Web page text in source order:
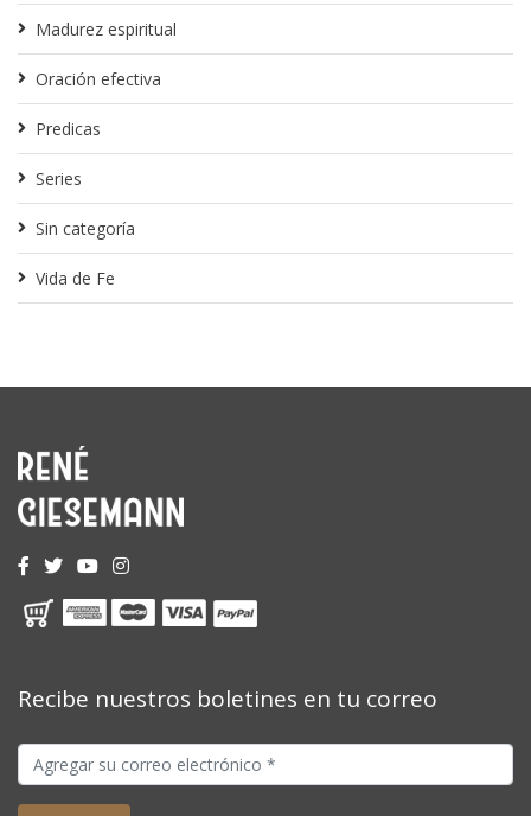
Madurez espiritual
Oración efectiva
Predicas
Series
Sin categoría
Vida de Fe
Recibe nuestros boletines en tu correo